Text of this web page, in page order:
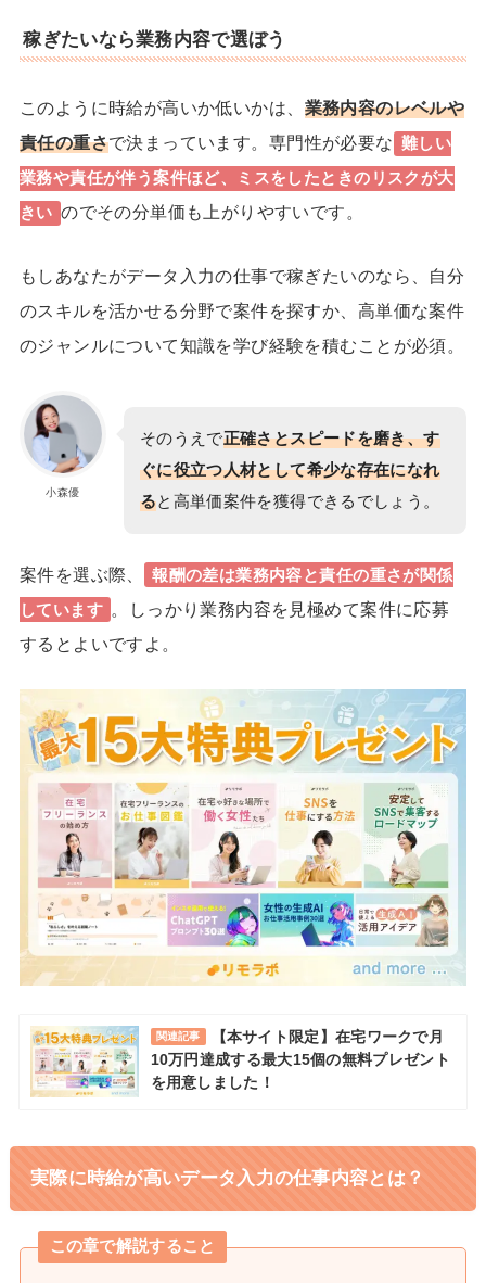
稼ぎたいなら業務内容で選ぼう
このように時給が高いか低いかは、 業務内容のレベルや
責任の重さで決まっています。専門性が必要な 難しい
業務や責任が伴う案件ほど、ミスをしたときのリスクが大
きい のでその分単価も上がりやすいです。
もしあなたがデータ入力の仕事で稼ぎたいのなら、 自分
のスキルを活かせる分野で案件を探すか、高単価な案件
のジャンルについて知識を学び経験を積むことが必須。
小森優
そのうえで正確さとスピードを磨き、す
ぐに役立つ人材として希少な存在になれ
ると高単価案件を獲得できるでしょう。
案件を選ぶ際、
報酬の差は業務内容と責任の重さが関係
しています 。しっかり業務内容を見極めて案件に応募
するとよいですよ。
関連記事
【本サイト限定】在宅ワークで月
10万円達成する最大15個の無料プレゼント
を用意しました！
実際に時給が高いデータ入力の仕事内容とは？
この章で解説すること